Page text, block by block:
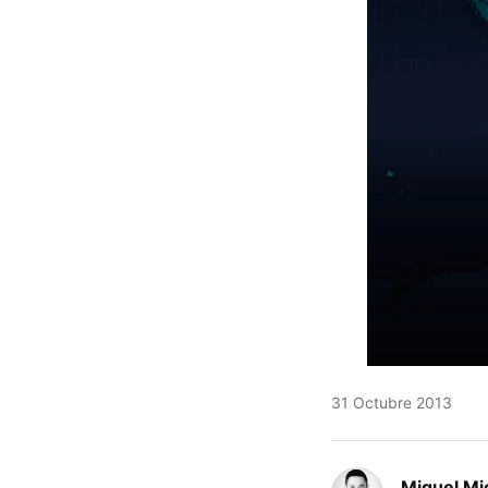
31 Octubre 2013